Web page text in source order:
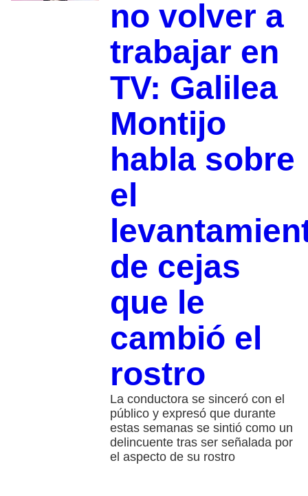
no volver a
trabajar en
TV: Galilea
Montijo
habla sobre
el
de cejas
que le
cambió el
rostro
La conductora se sinceró con el
público y expresó que durante
estas semanas se sintió como un
delincuente tras ser señalada por
el aspecto de su rostro